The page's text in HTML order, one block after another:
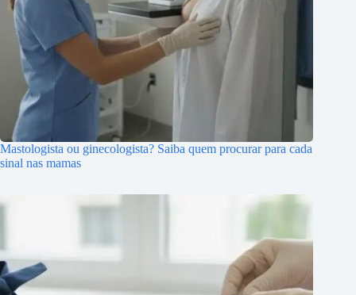
Mastologista ou ginecologista? Saiba quem procurar para cada
sinal nas mamas